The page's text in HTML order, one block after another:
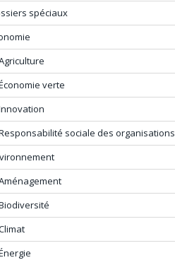
spéciaux
verte
sociale des organisations